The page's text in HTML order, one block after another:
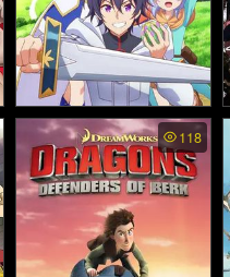
Hazure Skill Kinomi Maste
r พากย์ไทย - สกิลไร้ประโย
ชน์ มาสเตอร์ผลไม้ (2025)
118